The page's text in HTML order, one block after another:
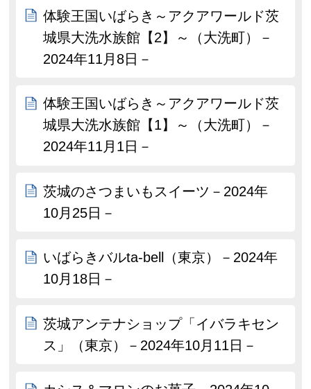
体験王国いばらき～アクアワールド茨
城県大洗水族館【2】～（大洗町）－
2024年11月8日－
体験王国いばらき～アクアワールド茨
城県大洗水族館【1】～（大洗町）－
2024年11月1日－
茨城のさつまいもスイーツ－2024年
10月25日－
いばらきバルta-bell（東京）－2024年
10月18日－
茨城アンテナショップ「イバラキセン
ス」（東京）－2024年10月11日－